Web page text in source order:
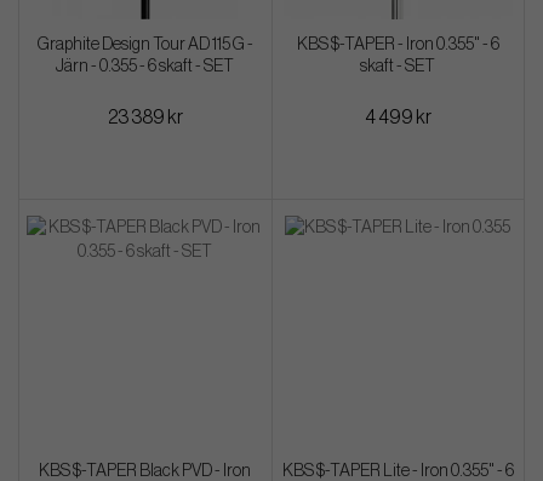
Graphite Design Tour AD 115 G -
Järn - 0.355 - 6 skaft - SET
23 389 kr
KBS $-TAPER - Iron 0.355" - 6
skaft - SET
4 499 kr
KBS $-TAPER Black PVD - Iron
KBS $-TAPER Lite - Iron 0.355" - 6